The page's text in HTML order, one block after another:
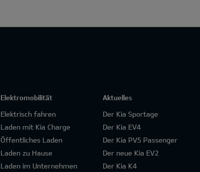
Elektromobilität
Elektrisch fahren
Laden mit Kia Charge
Öffentliches Laden
Laden zu Hause
Laden im Unternehmen
Aktuelles
Der Kia Sportage
Der Kia EV4
Der Kia PV5 Passenger
Der neue Kia EV2
Der Kia K4